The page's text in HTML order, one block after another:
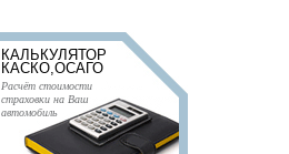
КАЛЬКУЛЯТОР
КАСКО,ОСАГО
Расчёт стоимости
страховки на Ваш
автомобиль